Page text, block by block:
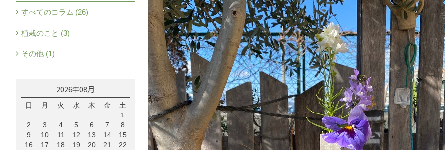
すべてのコラム (26)
植栽のこと (3)
その他 (1)
2026年08月
日 月 火 水 木 金
土
1
2
3 4 5 6 7
8
9
10 11 12 13 14
15
16
17 18 19 20 21
22